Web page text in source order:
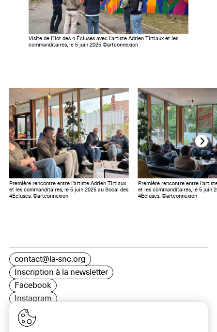
Visite de l'îlot des 4 Écluses avec l'artiste Adrien Tirtiaux et les
commanditaires, le 5 juin 2025 ©artconnexion
Première rencontre entre l'artiste Adrien Tirtiaux
et les commanditaires, le 5 juin 2025 au Bocal des
4Écluses. ©artconnexion
Première rencontre entre
et les commanditaires, le 5 juin
4Écluses. ©artconnexion
contact@la-snc.org
Inscription à la newsletter
Facebook
Instagram
LinkedIn